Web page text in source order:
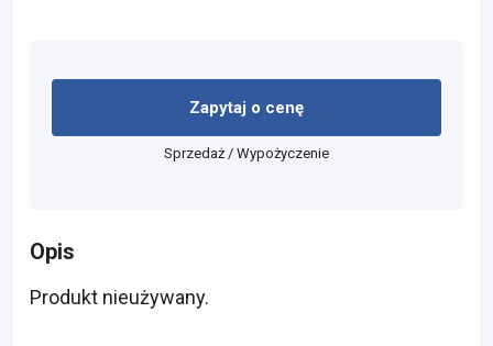
Zapytaj o cenę
Sprzedaż / Wypożyczenie
Opis
Produkt nieużywany.